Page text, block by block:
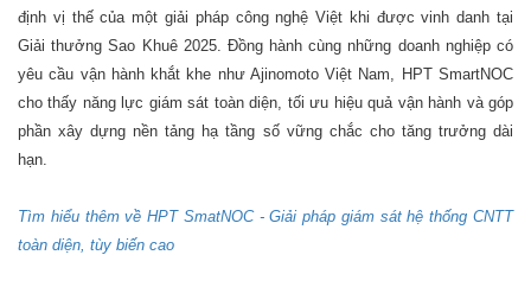
định vị thế của một giải pháp công nghệ Việt khi được vinh danh tại
Giải thưởng Sao Khuê 2025. Đồng hành cùng những doanh nghiệp có
yêu cầu vận hành khắt khe như Ajinomoto Việt Nam, HPT SmartNOC
cho thấy năng lực giám sát toàn diện, tối ưu hiệu quả vận hành và góp
phần xây dựng nền tảng hạ tầng số vững chắc cho tăng trưởng dài
hạn.
Tìm hiểu thêm về HPT SmatNOC - Giải pháp giám sát hệ thống CNTT
toàn diện, tùy biến cao